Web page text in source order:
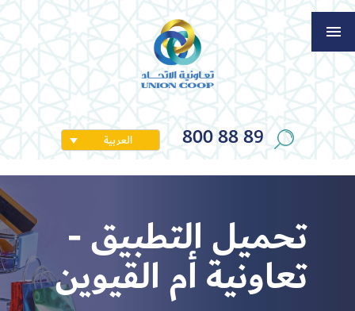
800 88 89 العربية
تحميل التطبيق -
تعاونية أم القيوين